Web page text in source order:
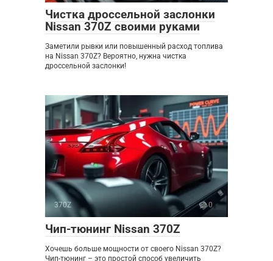
Чистка дроссельной заслонки
Nissan 370Z своими руками
Заметили рывки или повышенный расход топлива
на Nissan 370Z? Вероятно, нужна чистка
дроссельной заслонки!
370Z 0
Чип-тюнинг Nissan 370Z
Хочешь больше мощности от своего Nissan 370Z?
Чип-тюнинг – это простой способ увеличить